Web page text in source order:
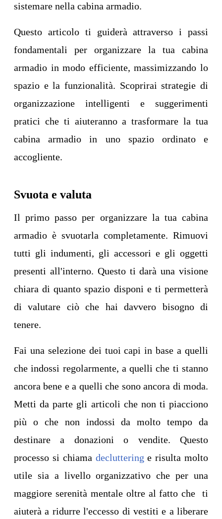
sistemare nella cabina armadio.
Questo articolo ti guiderà attraverso i passi
fondamentali per organizzare la tua cabina
armadio in modo efficiente, massimizzando lo
spazio e la funzionalità. Scoprirai strategie di
organizzazione intelligenti e suggerimenti
pratici che ti aiuteranno a trasformare la tua
cabina armadio in uno spazio ordinato e
accogliente.
Svuota e valuta
Il primo passo per organizzare la tua cabina
armadio è svuotarla completamente. Rimuovi
tutti gli indumenti, gli accessori e gli oggetti
presenti all'interno. Questo ti darà una visione
chiara di quanto spazio disponi e ti permetterà
di valutare ciò che hai davvero bisogno di
tenere.
Fai una selezione dei tuoi capi in base a quelli
che indossi regolarmente, a quelli che ti stanno
ancora bene e a quelli che sono ancora di moda.
Metti da parte gli articoli che non ti piacciono
più o che non indossi da molto tempo da
destinare a donazioni o vendite. Questo
processo si chiama decluttering e risulta molto
utile sia a livello organizzativo che per una
maggiore serenità mentale oltre al fatto che ti
aiuterà a ridurre l'eccesso di vestiti e a liberare